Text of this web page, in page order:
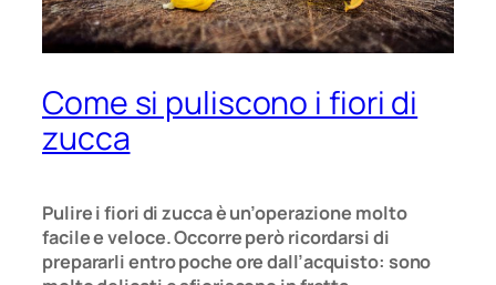
Come si puliscono i fiori di
zucca
Pulire i fiori di zucca è un’operazione molto
facile e veloce. Occorre però ricordarsi di
prepararli entro poche ore dall’acquisto: sono